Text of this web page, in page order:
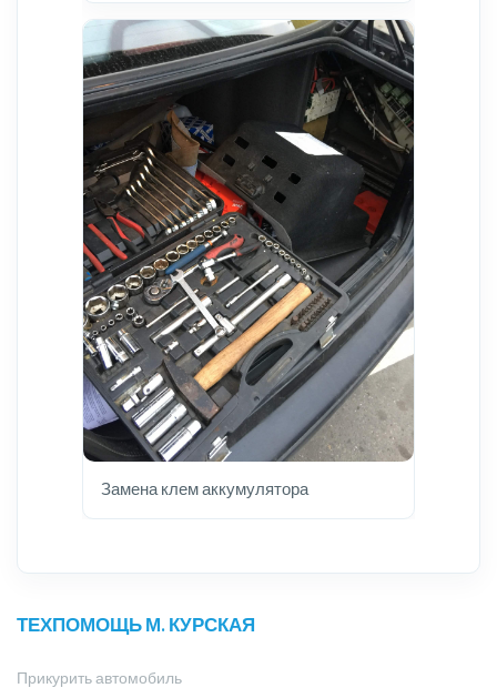
Замена клем аккумулятора
ТЕХПОМОЩЬ М. КУРСКАЯ
Прикурить автомобиль